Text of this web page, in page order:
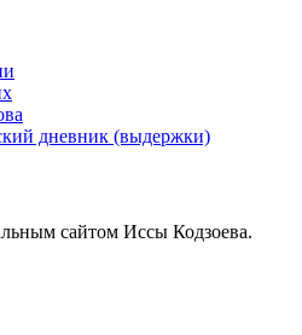
дневник (выдержки)
сайтом Иссы Кодзоева.